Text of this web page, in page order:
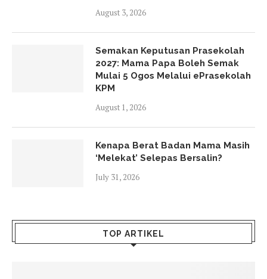
August 3, 2026
Semakan Keputusan Prasekolah
2027: Mama Papa Boleh Semak
Mulai 5 Ogos Melalui ePrasekolah
KPM
August 1, 2026
Kenapa Berat Badan Mama Masih
‘Melekat’ Selepas Bersalin?
July 31, 2026
TOP ARTIKEL